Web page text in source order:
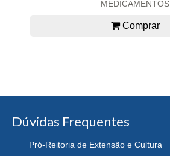
MEDICAMENTOS
Comprar
Dúvidas Frequentes
Pró-Reitoria de Extensão e Cultura